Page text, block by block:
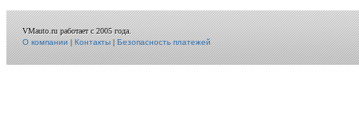
VMauto.ru работает с 2005 года.
О компании|Контакты|Безопасность платежей